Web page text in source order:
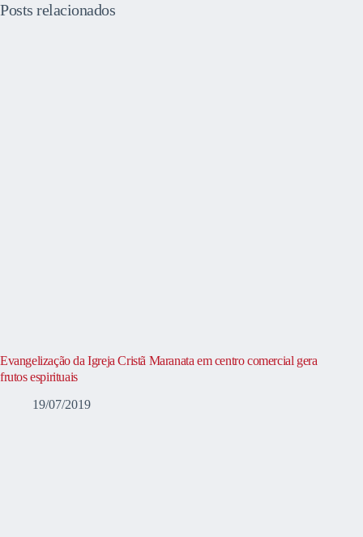
Posts relacionados
Evangelização da Igreja Cristã Maranata em centro comercial gera
frutos espirituais
19/07/2019